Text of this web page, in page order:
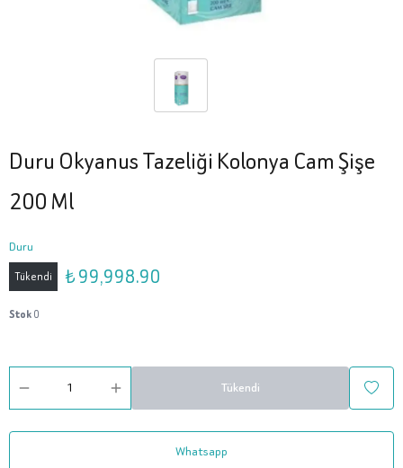
Duru Okyanus Tazeliği Kolonya Cam Şişe
200 Ml
Duru
Tükendi ₺ 99,998.90
Stok0
Tükendi
Whatsapp